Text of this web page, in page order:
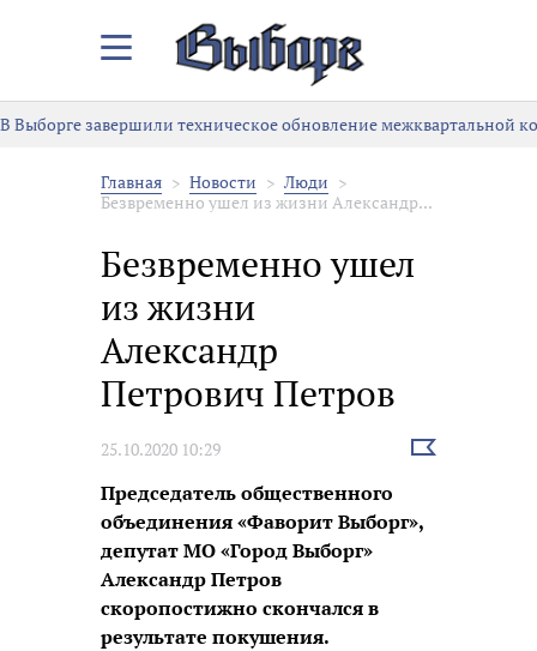
Закрыть/
меню
В Выборге завершили техническое обновление межквартальной
Главная Новости
Люди
Безвременно ушел из жизни Александр...
Безвременно ушел
из жизни
Александр
Петрович Петров
25.10.2020 10:29
Выбрать
Председатель общественного
объединения «Фаворит Выборг»,
депутат МО «Город Выборг»
Александр Петров
скоропостижно скончался в
результате покушения.